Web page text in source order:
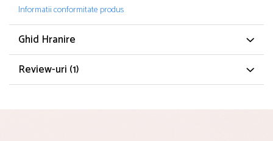
Informatii conformitate produs
Ghid Hranire
Review-uri (1)